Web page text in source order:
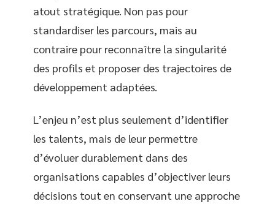
atout stratégique. Non pas pour
standardiser les parcours, mais au
contraire pour reconnaître la singularité
des profils et proposer des trajectoires de
développement adaptées.
L’enjeu n’est plus seulement d’identifier
les talents, mais de leur permettre
d’évoluer durablement dans des
organisations capables d’objectiver leurs
décisions tout en conservant une approche